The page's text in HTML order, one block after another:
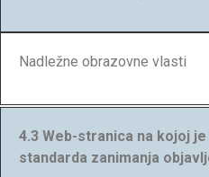
Nadležne obrazovne vlasti
4.3 Web-stranica na kojoj
standarda zanimanja